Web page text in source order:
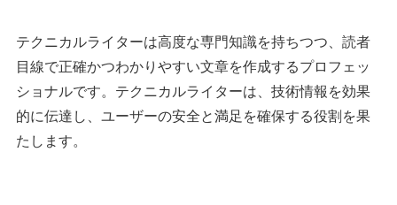
テクニカルライターは高度な専門知識を持ちつつ、読者
目線で正確かつわかりやすい文章を作成するプロフェッ
ショナルです。テクニカルライターは、技術情報を効果
的に伝達し、ユーザーの安全と満足を確保する役割を果
たします。